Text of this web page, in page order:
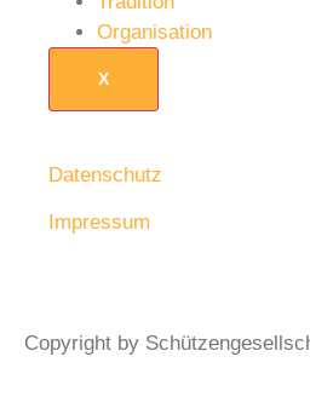
Organisation
X
Datenschutz
Impressum
Copyright by